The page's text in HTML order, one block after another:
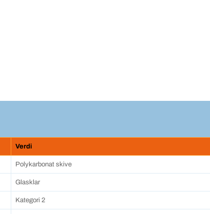
Verdi
Polykarbonat skive
Glasklar
Kategori 2